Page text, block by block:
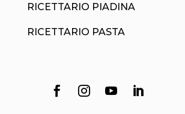
RICETTARIO PIADINA
RICETTARIO PASTA
   